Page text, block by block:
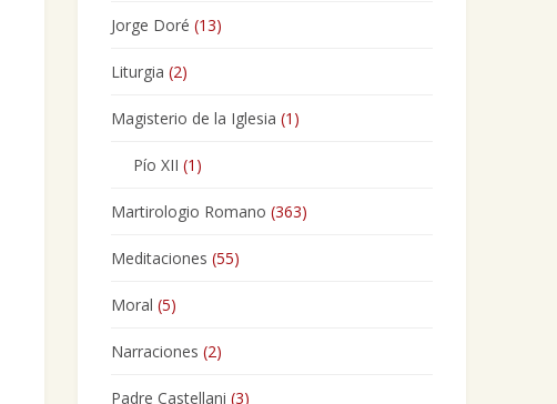
Jorge Doré (13)
Liturgia (2)
Magisterio de la Iglesia (1)
Pío XII (1)
Martirologio Romano (363)
Meditaciones (55)
Moral (5)
Narraciones (2)
Padre Castellani (3)